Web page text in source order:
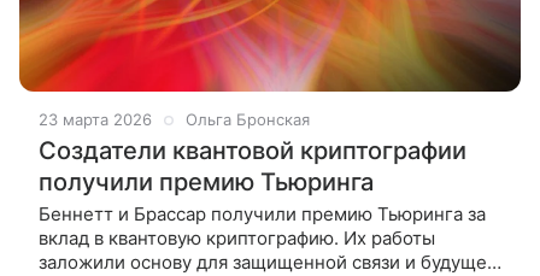
23 марта 2026 Ольга Бронская
Создатели квантовой криптографии
получили премию Тьюринга
Беннетт и Брассар получили премию Тьюринга за
вклад в квантовую криптографию. Их работы
заложили основу для защищенной связи и будущего